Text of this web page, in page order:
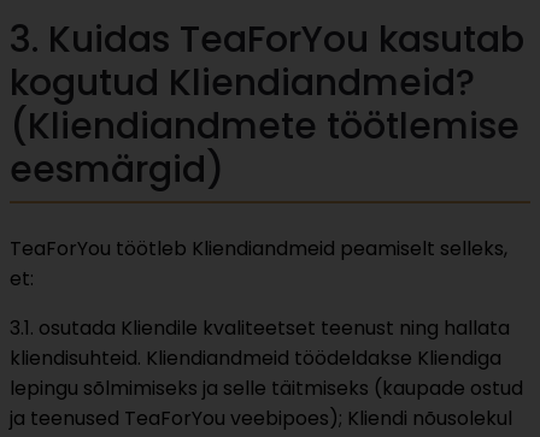
3. Kuidas TeaForYou kasutab
kogutud Kliendiandmeid?
(Kliendiandmete töötlemise
eesmärgid)
TeaForYou töötleb Kliendiandmeid peamiselt selleks,
et:
3.1. osutada Kliendile kvaliteetset teenust ning hallata
kliendisuhteid. Kliendiandmeid töödeldakse Kliendiga
lepingu sõlmimiseks ja selle täitmiseks (kaupade ostud
ja teenused TeaForYou veebipoes); Kliendi nõusolekul